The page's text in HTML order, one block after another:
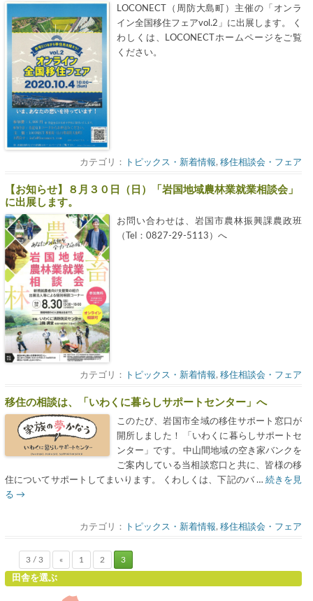
LOCONECT（周防大島町）主催の「オンラ
イン全国移住フェアvol.2」に出展します。 く
わしくは、LOCONECTホームページをご覧
ください。
カテゴリ： トピックス・新着情報,移住相談会・フェア
【お知らせ】８月３０日（日）「岩国地域農林業就業相談会」
に出展します。
お問い合わせは、岩国市農林振興課農政班
（Tel：0827-29-5113）へ
カテゴリ： トピックス・新着情報,移住相談会・フェア
移住の相談は、「いわくに暮らしサポートセンター」へ
このたび、岩国市全域の移住サポート窓口が
開所しました！ 「いわくに暮らしサポートセ
ンター」です。 中山間地域の空き家バンクを
ご案内している当相談窓口と共に、皆様の移
住についてサポートしてまいります。 くわしくは、下記のバ …続きを見
る →
カテゴリ： トピックス・新着情報,移住相談会・フェア
3 / 3 « 1 2 3
田舎を選ぶ